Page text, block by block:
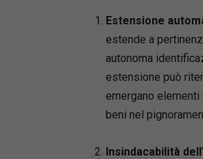
Estensione
estende a
autonoma
estensione può
emergano elementi
beni nel
Insindacabilità